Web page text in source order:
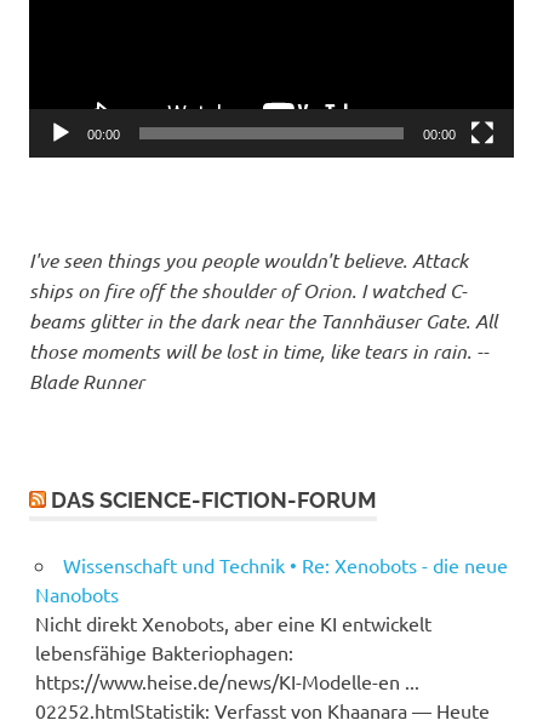
00:00 00:00
I've seen things you people wouldn't believe. Attack
ships on fire off the shoulder of Orion. I watched C-
beams glitter in the dark near the Tannhäuser Gate. All
those moments will be lost in time, like tears in rain. --
Blade Runner
DAS SCIENCE-FICTION-FORUM
Wissenschaft und Technik • Re: Xenobots - die neue
Nanobots
Nicht direkt Xenobots, aber eine KI entwickelt
lebensfähige Bakteriophagen:
https://www.heise.de/news/KI-Modelle-en ...
02252.htmlStatistik: Verfasst von Khaanara — Heute